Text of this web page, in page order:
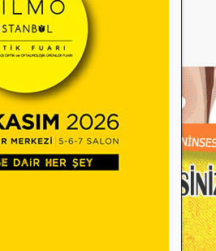
ÜTS’de Miadı Dolan Gözlük
Çerçeveleri SGK İşlemlerini
Engelliyor!